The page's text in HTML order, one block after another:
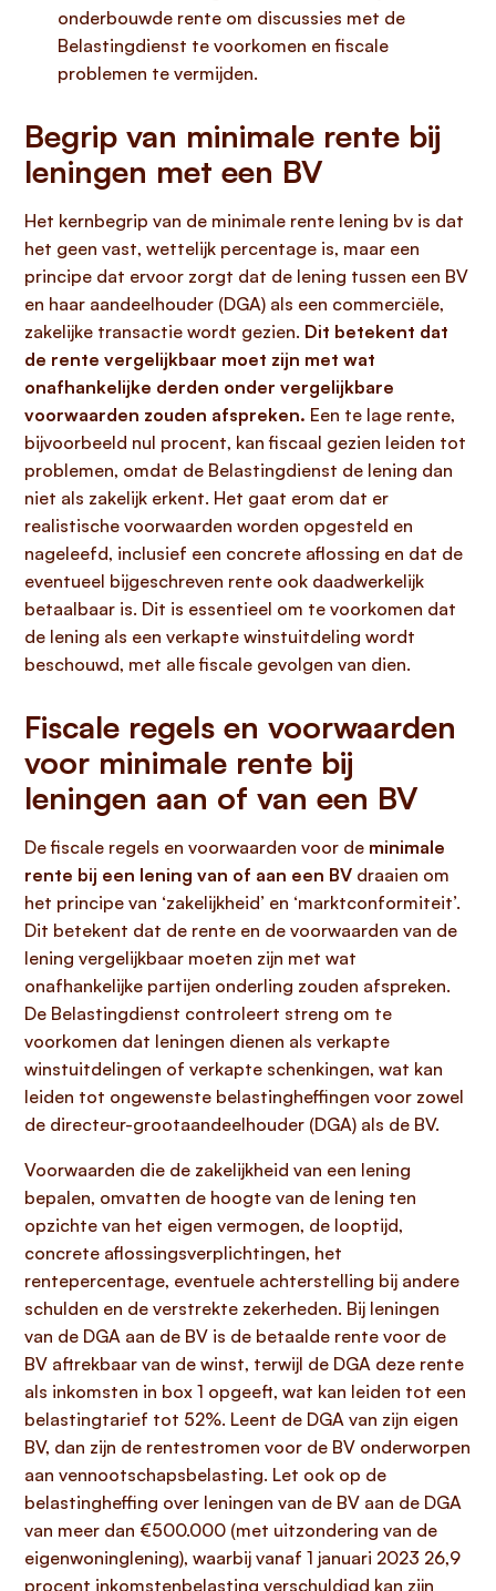
onderbouwde rente om discussies met de
Belastingdienst te voorkomen en fiscale
problemen te vermijden.
Begrip van minimale rente bij
leningen met een BV
Het kernbegrip van de minimale rente lening bv is dat
het geen vast, wettelijk percentage is, maar een
principe dat ervoor zorgt dat de lening tussen een BV
en haar aandeelhouder (DGA) als een commerciële,
zakelijke transactie wordt gezien. Dit betekent dat
de rente vergelijkbaar moet zijn met wat
onafhankelijke derden onder vergelijkbare
voorwaarden zouden afspreken. Een te lage rente,
bijvoorbeeld nul procent, kan fiscaal gezien leiden tot
problemen, omdat de Belastingdienst de lening dan
niet als zakelijk erkent. Het gaat erom dat er
realistische voorwaarden worden opgesteld en
nageleefd, inclusief een concrete aflossing en dat de
eventueel bijgeschreven rente ook daadwerkelijk
betaalbaar is. Dit is essentieel om te voorkomen dat
de lening als een verkapte winstuitdeling wordt
beschouwd, met alle fiscale gevolgen van dien.
Fiscale regels en voorwaarden
voor minimale rente bij
leningen aan of van een BV
De fiscale regels en voorwaarden voor de minimale
rente bij een lening van of aan een BV draaien om
het principe van ‘zakelijkheid’ en ‘marktconformiteit’.
Dit betekent dat de rente en de voorwaarden van de
lening vergelijkbaar moeten zijn met wat
onafhankelijke partijen onderling zouden afspreken.
De Belastingdienst controleert streng om te
voorkomen dat leningen dienen als verkapte
winstuitdelingen of verkapte schenkingen, wat kan
leiden tot ongewenste belastingheffingen voor zowel
de directeur-grootaandeelhouder (DGA) als de BV.
Voorwaarden die de zakelijkheid van een lening
bepalen, omvatten de hoogte van de lening ten
opzichte van het eigen vermogen, de looptijd,
concrete aflossingsverplichtingen, het
rentepercentage, eventuele achterstelling bij andere
schulden en de verstrekte zekerheden. Bij leningen
van de DGA aan de BV is de betaalde rente voor de
BV aftrekbaar van de winst, terwijl de DGA deze rente
als inkomsten in box 1 opgeeft, wat kan leiden tot een
belastingtarief tot 52%. Leent de DGA van zijn eigen
BV, dan zijn de rentestromen voor de BV onderworpen
aan vennootschapsbelasting. Let ook op de
belastingheffing over leningen van de BV aan de DGA
van meer dan €500.000 (met uitzondering van de
eigenwoninglening), waarbij vanaf 1 januari 2023 26,9
procent inkomstenbelasting verschuldigd kan zijn